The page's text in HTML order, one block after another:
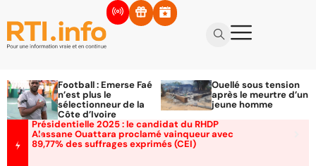
Football : Emerse Faé
n’est plus le
sélectionneur de la
Côte d’Ivoire
Ouellé sous tension
après le meurtre d’un
jeune homme
Présidentielle 2025 : le candidat du RHDP
Alassane Ouattara proclamé vainqueur avec
89,77% des suffrages exprimés (CEI)